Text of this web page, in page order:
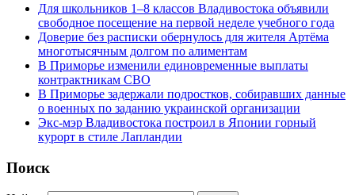
Для школьников 1–8 классов Владивостока объявили
свободное посещение на первой неделе учебного года
Доверие без расписки обернулось для жителя Артёма
многотысячным долгом по алиментам
В Приморье изменили единовременные выплаты
контрактникам СВО
В Приморье задержали подростков, собиравших данные
о военных по заданию украинской организации
Экс-мэр Владивостока построил в Японии горный
курорт в стиле Лапландии
Поиск